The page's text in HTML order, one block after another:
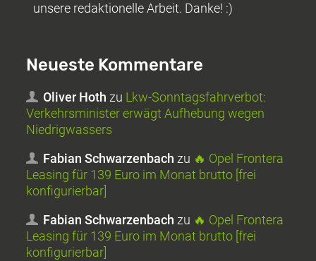
unsere redaktionelle Arbeit. Danke! :)
Neueste Kommentare
Oliver Hoth zu Lkw-Sonntagsfahrverbot:
Verkehrsminister erwägt Aufhebung wegen
Niedrigwassers
Fabian Schwarzenbach zu 🔥 Opel Frontera
Leasing für 139 Euro im Monat brutto [frei
konfigurierbar]
Fabian Schwarzenbach zu 🔥 Opel Frontera
Leasing für 139 Euro im Monat brutto [frei
konfigurierbar]